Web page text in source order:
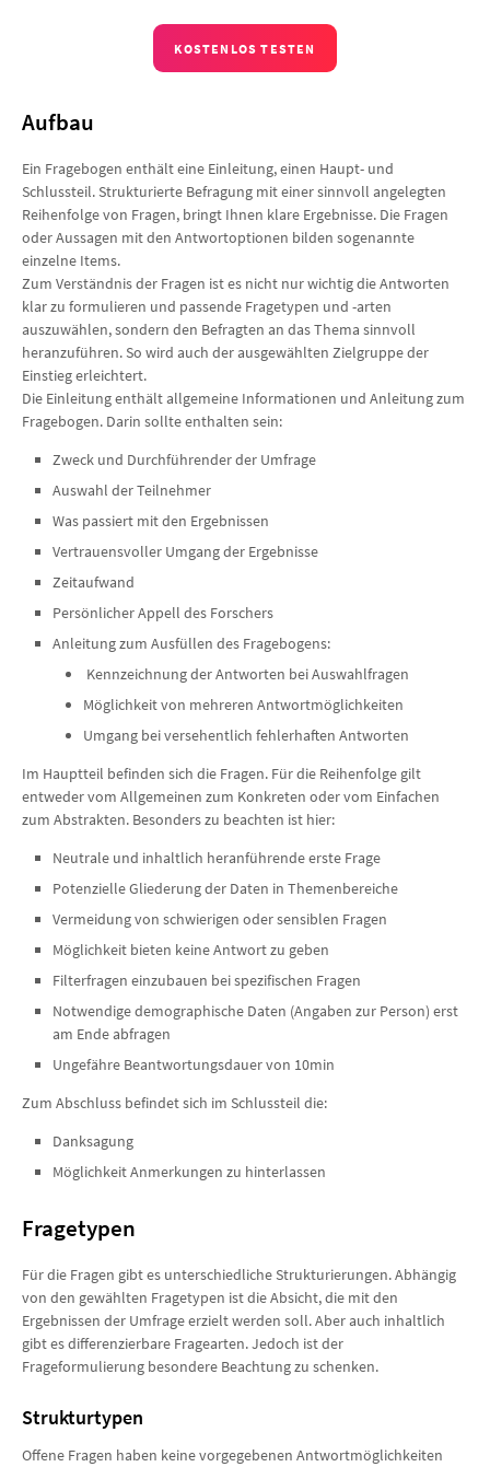
KOSTENLOS TESTEN
Aufbau
Ein Fragebogen enthält eine Einleitung, einen Haupt- und
Schlussteil. Strukturierte Befragung mit einer sinnvoll angelegten
Reihenfolge von Fragen, bringt Ihnen klare Ergebnisse. Die Fragen
oder Aussagen mit den Antwortoptionen bilden sogenannte
einzelne Items.
Zum Verständnis der Fragen ist es nicht nur wichtig die Antworten
klar zu formulieren und passende Fragetypen und -arten
auszuwählen, sondern den Befragten an das Thema sinnvoll
heranzuführen. So wird auch der ausgewählten Zielgruppe der
Einstieg erleichtert.
Die Einleitung enthält allgemeine Informationen und Anleitung zum
Fragebogen. Darin sollte enthalten sein:
Zweck und Durchführender der Umfrage
Auswahl der Teilnehmer
Was passiert mit den Ergebnissen
Vertrauensvoller Umgang der Ergebnisse
Zeitaufwand
Persönlicher Appell des Forschers
Anleitung zum Ausfüllen des Fragebogens:
Kennzeichnung der Antworten bei Auswahlfragen
Möglichkeit von mehreren Antwortmöglichkeiten
Umgang bei versehentlich fehlerhaften Antworten
Im Hauptteil befinden sich die Fragen. Für die Reihenfolge gilt
entweder vom Allgemeinen zum Konkreten oder vom Einfachen
zum Abstrakten. Besonders zu beachten ist hier:
Neutrale und inhaltlich heranführende erste Frage
Potenzielle Gliederung der Daten in Themenbereiche
Vermeidung von schwierigen oder sensiblen Fragen
Möglichkeit bieten keine Antwort zu geben
Filterfragen einzubauen bei spezifischen Fragen
Notwendige demographische Daten (Angaben zur Person) erst
am Ende abfragen
Ungefähre Beantwortungsdauer von 10min
Zum Abschluss befindet sich im Schlussteil die:
Danksagung
Möglichkeit Anmerkungen zu hinterlassen
Fragetypen
Für die Fragen gibt es unterschiedliche Strukturierungen. Abhängig
von den gewählten Fragetypen ist die Absicht, die mit den
Ergebnissen der Umfrage erzielt werden soll. Aber auch inhaltlich
gibt es differenzierbare Fragearten. Jedoch ist der
Frageformulierung besondere Beachtung zu schenken.
Strukturtypen
Offene Fragen haben keine vorgegebenen Antwortmöglichkeiten